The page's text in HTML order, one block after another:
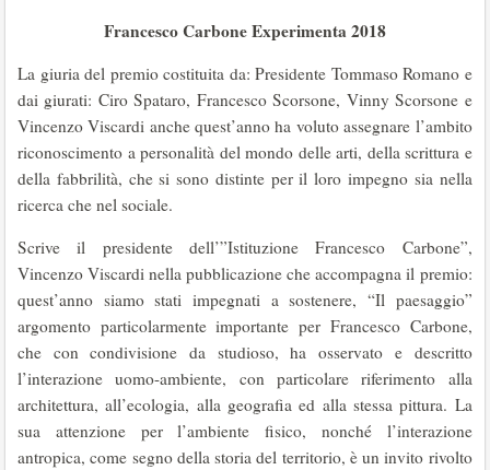
Francesco Carbone Experimenta 2018
La giuria del premio costituita da: Presidente Tommaso Romano e
dai giurati: Ciro Spataro, Francesco Scorsone, Vinny Scorsone e
Vincenzo Viscardi anche quest’anno ha voluto assegnare l’ambito
riconoscimento a personalità del mondo delle arti, della scrittura e
della fabbrilità, che si sono distinte per il loro impegno sia nella
ricerca che nel sociale.
Scrive il presidente dell’”Istituzione Francesco Carbone”,
Vincenzo Viscardi nella pubblicazione che accompagna il premio:
quest’anno siamo stati impegnati a sostenere, “Il paesaggio”
argomento particolarmente importante per Francesco Carbone,
che con condivisione da studioso, ha osservato e descritto
l’interazione uomo-ambiente, con particolare riferimento alla
architettura, all’ecologia, alla geografia ed alla stessa pittura. La
sua attenzione per l’ambiente fisico, nonché l’interazione
antropica, come segno della storia del territorio, è un invito rivolto